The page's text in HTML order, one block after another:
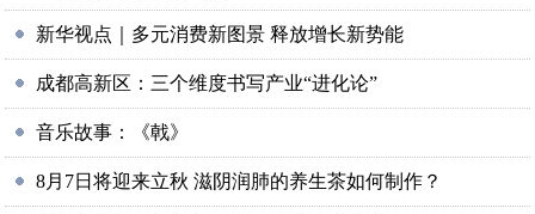
新华视点｜多元消费新图景 释放增长新势能
成都高新区：三个维度书写产业“进化论”
音乐故事：《戟》
8月7日将迎来立秋 滋阴润肺的养生茶如何制作？